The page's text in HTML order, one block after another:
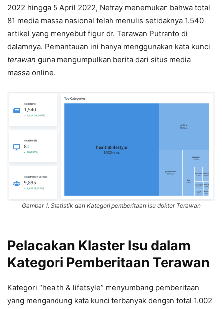
2022 hingga 5 April 2022, Netray menemukan bahwa total
81 media massa nasional telah menulis setidaknya 1.540
artikel yang menyebut figur dr. Terawan Putranto di
dalamnya. Pemantauan ini hanya menggunakan kata kunci
terawan guna mengumpulkan berita dari situs media
massa online.
Gambar 1. Statistik dan Kategori pemberitaan isu dokter Terawan
Pelacakan Klaster Isu dalam
Kategori Pemberitaan Terawan
Kategori “health & lifetsyle” menyumbang pemberitaan
yang mengandung kata kunci terbanyak dengan total 1.002